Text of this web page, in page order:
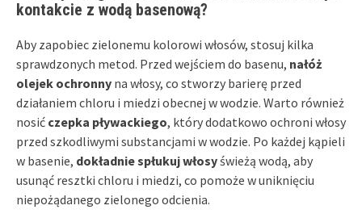
kontakcie z wodą basenową?
Aby zapobiec zielonemu kolorowi włosów, stosuj kilka
sprawdzonych metod. Przed wejściem do basenu, nałóż
olejek ochronny na włosy, co stworzy barierę przed
działaniem chloru i miedzi obecnej w wodzie. Warto również
nosić czepka pływackiego, który dodatkowo ochroni włosy
przed szkodliwymi substancjami w wodzie. Po każdej kąpieli
w basenie, dokładnie spłukuj włosyświeżą wodą, aby
usunąć resztki chloru i miedzi, co pomoże w uniknięciu
niepożądanego zielonego odcienia.